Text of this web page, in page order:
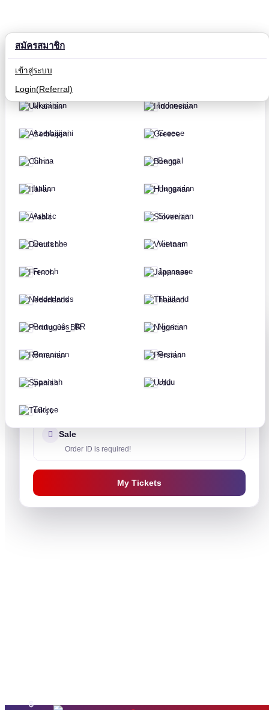
Payment
Sale
Order ID is required!
My Tickets
$
Russian
Ukrainian
Azerbaijani
China
Italian
Arabic
Deutsche
French
Nederlands
Português_BR
Romanian
Spanish
Türkçe
Indonesian
Greece
Bengal
Hungarian
Slovenian
Vietnam
Japanase
Thailand
Nigerian
Persian
Urdu
สมัครสมาชิก
เข้าสู่ระบบ
Login(Referral)